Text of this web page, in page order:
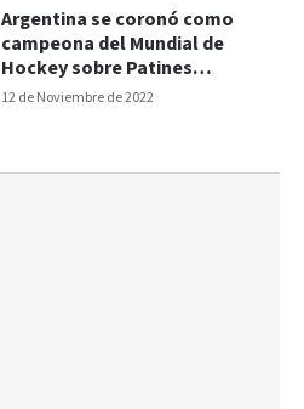
12 de Noviembre de 2022
Argentina se coronó como
campeona del Mundial de
Hockey sobre Patines
Femenino